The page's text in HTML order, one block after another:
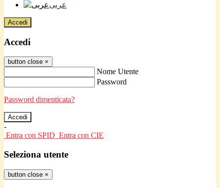
عربى
Accedi
Accedi
button close ×
Nome Utente
Password
Password dimenticata?
-
Entra con SPID Entra con CIE
Seleziona utente
button close ×